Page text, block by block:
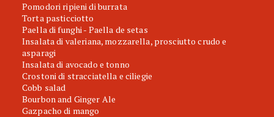
Pomodori ripieni di burrata
Torta pasticciotto
Paella di funghi - Paella de setas
Insalata di valeriana, mozzarella, prosciutto crudo e
asparagi
Insalata di avocado e tonno
Crostoni di stracciatella e ciliegie
Cobb salad
Bourbon and Ginger Ale
Gazpacho di mango